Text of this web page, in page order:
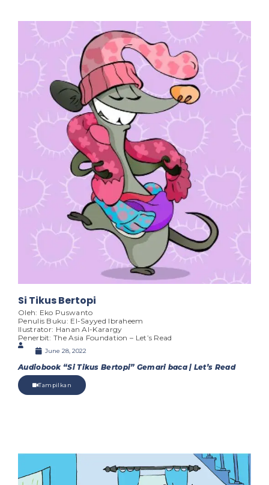
Si Tikus Bertopi
Oleh: Eko Puswanto
Penulis Buku: El-Sayyed Ibraheem
Ilustrator: Hanan Al-Karargy
Penerbit: The Asia Foundation – Let’s Read
June 28, 2022
Audiobook “Si Tikus Bertopi” Gemari baca | Let’s Read
Tampilkan